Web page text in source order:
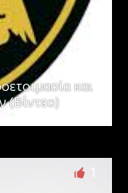
και
(Βίντεο)